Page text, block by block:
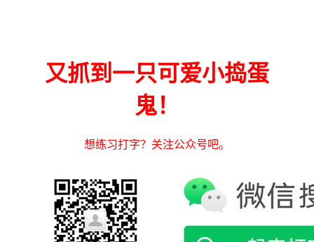
又抓到一只可爱小捣蛋
鬼！
想练习打字？关注公众号吧。